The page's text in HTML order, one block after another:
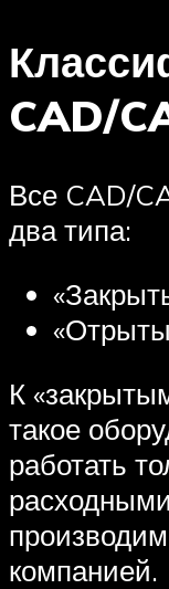
CAD/
Все CAD/
два типа:
К
такое
работать
компанией.